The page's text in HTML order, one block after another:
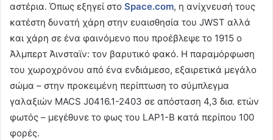
αστέρια. Όπως εξηγεί στο Space.com, η ανίχνευσή τους
κατέστη δυνατή χάρη στην ευαισθησία του JWST αλλά
και χάρη σε ένα φαινόμενο που προέβλεψε το 1915 ο
Άλμπερτ Άινσταϊν: τον βαρυτικό φακό. Η παραμόρφωση
του χωροχρόνου από ένα ενδιάμεσο, εξαιρετικά μεγάλο
σώμα – στην προκειμένη περίπτωση το σύμπλεγμα
γαλαξιών MACS J0416.1-2403 σε απόσταση 4,3 δισ. ετών
φωτός – μεγέθυνε το φως του LAP1-B κατά περίπου 100
φορές.